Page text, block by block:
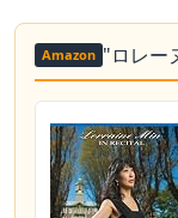
Amazon "ロレー